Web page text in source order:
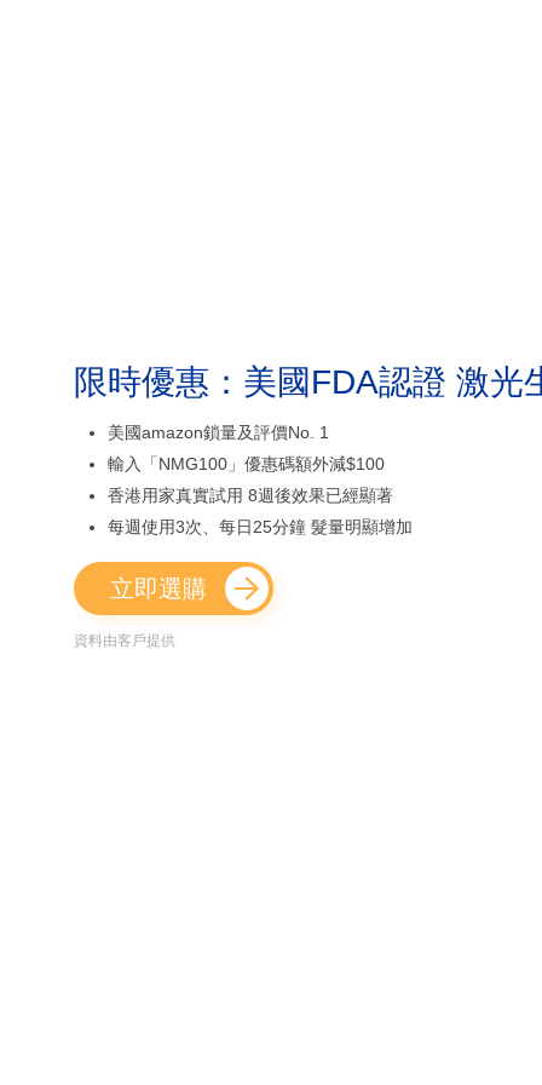
限時優惠：美國FDA認證 激光
美國amazon鎖量及評價No. 1
輸入「NMG100」優惠碼額外減$100
香港用家真實試用 8週後效果已經顯著
每週使用3次、每日25分鐘 髮量明顯增加
立即選購
資料由客戶提供